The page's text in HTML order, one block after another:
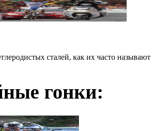
сталей, как их часто
гонки: